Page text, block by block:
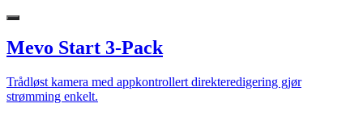
Mevo Start 3-Pack
Trådløst kamera med appkontrollert direkteredigering gjør
strømming enkelt.